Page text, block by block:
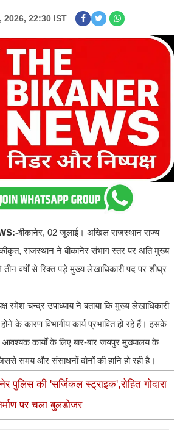
2026, 22:30 IST
बीकानेर, 02 जुलाई। अखिल राजस्थान राज्य
राजस्थान ने बीकानेर संभाग स्तर पर अति मुख्य
तीन वर्षों से रिक्त पड़े मुख्य लेखाधिकारी पद पर शीघ्र
रमेश चन्द्र उपाध्याय ने बताया कि मुख्य लेखाधिकारी
के कारण विभागीय कार्य प्रभावित हो रहे हैं। इसके
आवश्यक कार्यों के लिए बार-बार जयपुर मुख्यालय के
समय और संसाधनों दोनों की हानि हो रही है।
पुलिस की 'सर्जिकल स्ट्राइक',रोहित गोदारा
पर चला बुलडोजर